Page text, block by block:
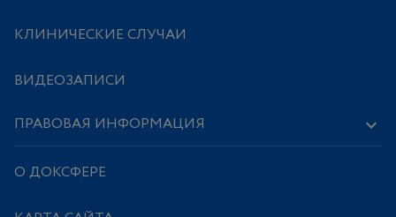
КЛИНИЧЕСКИЕ СЛУЧАИ
ВИДЕОЗАПИСИ
ПРАВОВАЯ ИНФОРМАЦИЯ
О ДОКСФЕРЕ